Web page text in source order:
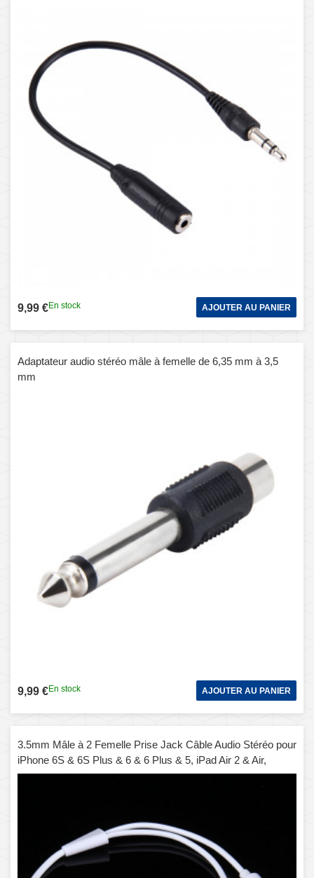
9,99 €En stock AJOUTER AU PANIER
Adaptateur audio stéréo mâle à femelle de 6,35 mm à 3,5
mm
9,99 €En stock AJOUTER AU PANIER
3.5mm Mâle à 2 Femelle Prise Jack Câble Audio Stéréo pour
iPhone 6S & 6S Plus & 6 & 6 Plus & 5, iPad Air 2 & Air,
Samsung, iPod Portable, MP3, Longueur: 24cm (Blanc)